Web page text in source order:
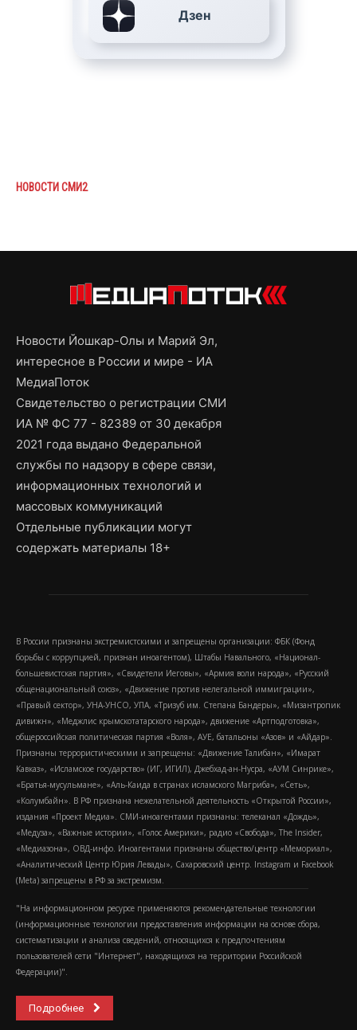
Дзен
НОВОСТИ СМИ2
Новости Йошкар-Олы и Марий Эл,
интересное в России и мире - ИА
МедиаПоток
Свидетельство о регистрации СМИ
ИА № ФС 77 - 82389 от 30 декабря
2021 года выдано Федеральной
службы по надзору в сфере связи,
информационных технологий и
массовых коммуникаций
Отдельные публикации могут
содержать материалы 18+
В России признаны экстремистскими и запрещены организации: ФБК (Фонд
борьбы с коррупцией, признан иноагентом), Штабы Навального, «Национал-
большевистская партия», «Свидетели Иеговы», «Армия воли народа», «Русский
общенациональный союз», «Движение против нелегальной иммиграции»,
«Правый сектор», УНА-УНСО, УПА, «Тризуб им. Степана Бандеры», «Мизантропик
дивижн», «Меджлис крымскотатарского народа», движение «Артподготовка»,
общероссийская политическая партия «Воля», АУЕ, батальоны «Азов» и «Айдар».
Признаны террористическими и запрещены: «Движение Талибан», «Имарат
Кавказ», «Исламское государство» (ИГ, ИГИЛ), Джебхад-ан-Нусра, «АУМ Синрике»,
«Братья-мусульмане», «Аль-Каида в странах исламского Магриба», «Сеть»,
«Колумбайн». В РФ признана нежелательной деятельность «Открытой России»,
издания «Проект Медиа». СМИ-иноагентами признаны: телеканал «Дождь»,
«Медуза», «Важные истории», «Голос Америки», радио «Свобода», The Insider,
«Медиазона», ОВД-инфо. Иноагентами признаны общество/центр «Мемориал»,
«Аналитический Центр Юрия Левады», Сахаровский центр. Instagram и Facebook
(Metа) запрещены в РФ за экстремизм.
"На информационном ресурсе применяются рекомендательные технологии
(информационные технологии предоставления информации на основе сбора,
систематизации и анализа сведений, относящихся к предпочтениям
пользователей сети "Интернет", находящихся на территории Российской
Федерации)".
Подробнее